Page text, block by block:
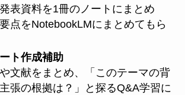
表資料を1冊のノートにまとめ
点をNotebookLMにまとめてもら
ト作成補助
文献をまとめ、「このテーマの背
張の根拠は？」と探るQ&A学習に